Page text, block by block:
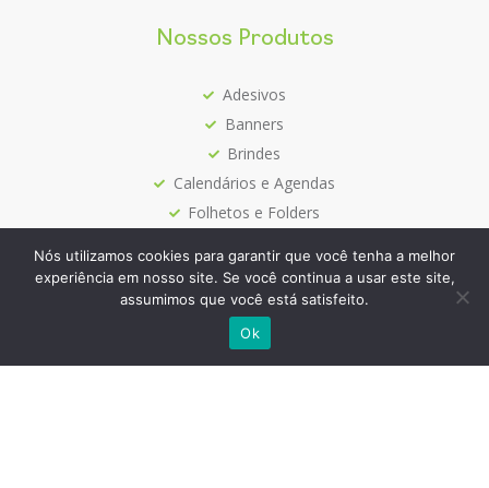
Nossos Produtos
Adesivos
Banners
Brindes
Calendários e Agendas
Folhetos e Folders
Papelaria
Siga-nos
Nós utilizamos cookies para garantir que você tenha a melhor
experiência em nosso site. Se você continua a usar este site,
assumimos que você está satisfeito.
Ok